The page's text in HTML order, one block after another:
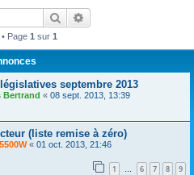
Rechercher
Page 1 sur 1
septembre 2013
Bertrand « 08 sept. 2013, 13:39
(liste remise à zéro)
« 01 oct. 2013, 21:46
1 … 6 7 8 9